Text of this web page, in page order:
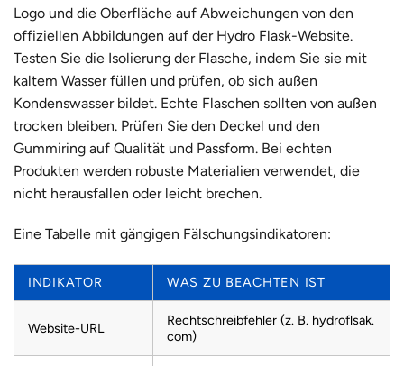
Logo und die Oberfläche auf Abweichungen von den
offiziellen Abbildungen auf der Hydro Flask-Website.
Testen Sie die Isolierung der Flasche, indem Sie sie mit
kaltem Wasser füllen und prüfen, ob sich außen
Kondenswasser bildet. Echte Flaschen sollten von außen
trocken bleiben. Prüfen Sie den Deckel und den
Gummiring auf Qualität und Passform. Bei echten
Produkten werden robuste Materialien verwendet, die
nicht herausfallen oder leicht brechen.
Eine Tabelle mit gängigen Fälschungsindikatoren:
INDIKATOR WAS ZU BEACHTEN IST
Website-URL
Rechtschreibfehler (z. B. hydroflsak.
com)